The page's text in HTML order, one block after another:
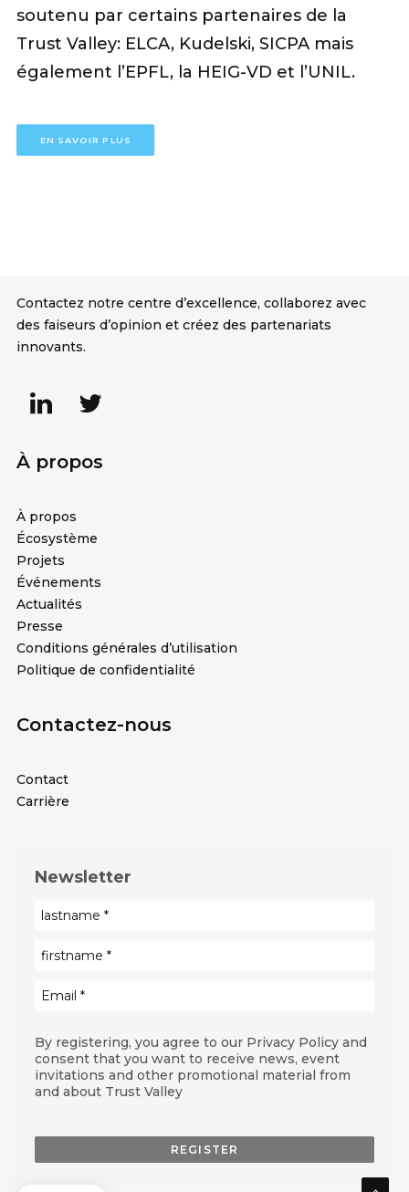
soutenu par certains partenaires de la
Trust Valley: ELCA, Kudelski, SICPA mais
également l’EPFL, la HEIG-VD et l’UNIL.
EN SAVOIR PLUS
Contactez notre centre d’excellence, collaborez avec
des faiseurs d’opinion et créez des partenariats
innovants.
À propos
À propos
Écosystème
Projets
Événements
Actualités
Presse
Conditions générales d’utilisation
Politique de confidentialité
Contactez-nous
Contact
Carrière
Newsletter
By registering, you agree to our Privacy Policy and
consent that you want to receive news, event
invitations and other promotional material from
and about Trust Valley
Consentement des
Cookies
convient, cliquez sur "Accepter"